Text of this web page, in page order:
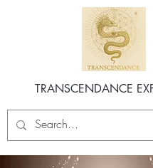
TRANSCENDANCE